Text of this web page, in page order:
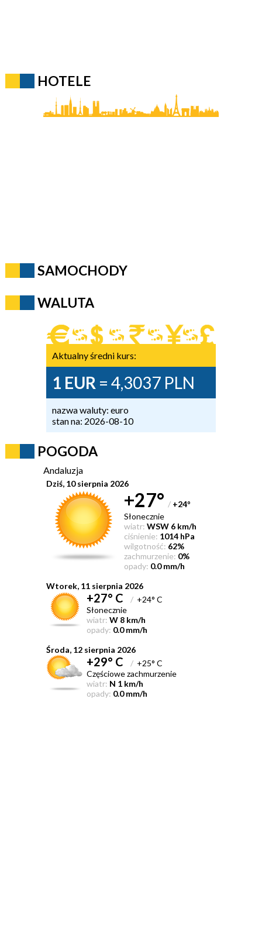
HOTELE
SAMOCHODY
WALUTA
Aktualny średni kurs:
1 EUR = 4,3037 PLN
nazwa waluty: euro
stan na: 2026-08-10
POGODA
Andaluzja
Dziś, 10 sierpnia 2026
+27° / +24°
Słonecznie
wiatr: WSW 6 km/h
ciśnienie: 1014 hPa
wilgotność: 62%
zachmurzenie: 0%
opady: 0.0 mm/h
Wtorek, 11 sierpnia 2026
+27° C /+24° C
Słonecznie
wiatr: W 8 km/h
opady: 0.0 mm/h
Środa, 12 sierpnia 2026
+29° C /+25° C
Częściowe zachmurzenie
wiatr: N 1 km/h
opady: 0.0 mm/h